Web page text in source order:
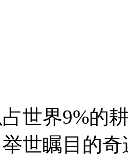
界9%的耕
世瞩目的